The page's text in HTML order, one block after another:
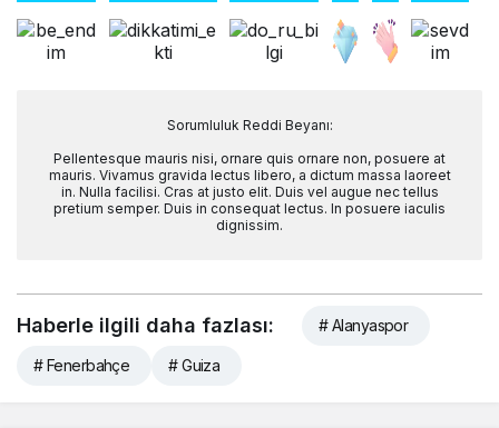
Sorumluluk Reddi Beyanı:
Pellentesque mauris nisi, ornare quis ornare non, posuere at
mauris. Vivamus gravida lectus libero, a dictum massa laoreet
in. Nulla facilisi. Cras at justo elit. Duis vel augue nec tellus
pretium semper. Duis in consequat lectus. In posuere iaculis
dignissim.
Haberle ilgili daha fazlası: # Alanyaspor
# Fenerbahçe # Guiza